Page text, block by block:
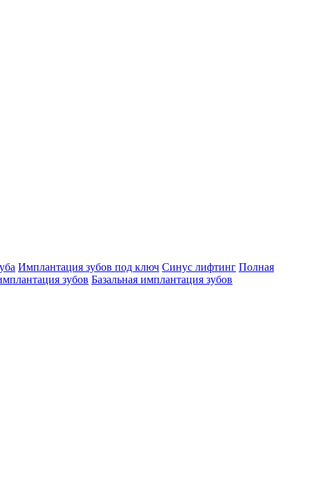
Имплантация зубов под ключ Синус лифтинг Полная
зубов Базальная имплантация зубов